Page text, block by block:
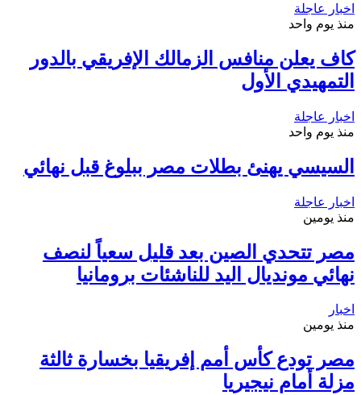
اخبار عاجلة
منذ يوم واحد
كاف يعلن منافس الزمالك الإفريقي بالدور
التمهيدي الأول
اخبار عاجلة
منذ يوم واحد
السيسي يهنئ بطلات مصر ببلوغ قبل نهائي
اخبار عاجلة
منذ يومين
مصر تتحدي الصين بعد قليل سعياً لنصف
نهائي مونديال اليد للناشئات برومانيا
اخبار
منذ يومين
مصر تودع كأس أمم إفريقيا بخسارة ثالثة
مزلة أمام نيجيريا